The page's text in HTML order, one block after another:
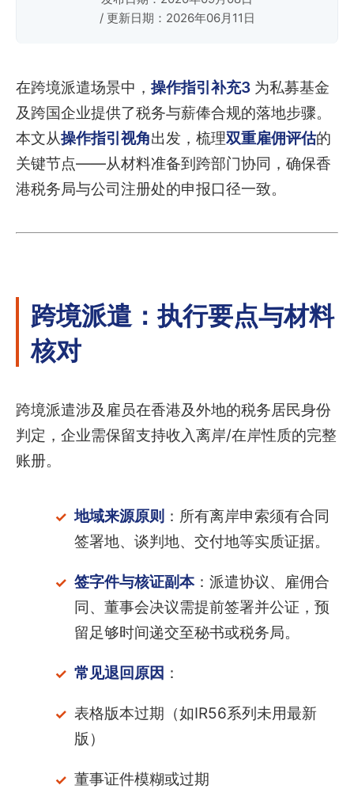
/ 更新日期：2026年06月11日
在跨境派遣场景中， 操作指引补充3 为私募基金
及跨国企业提供了税务与薪俸合规的落地步骤。
本文从操作指引视角出发，梳理双重雇佣评估的
关键节点——从材料准备到跨部门协同，确保香
港税务局与公司注册处的申报口径一致。
跨境派遣：执行要点与材料
核对
跨境派遣涉及雇员在香港及外地的税务居民身份
判定，企业需保留支持收入离岸/在岸性质的完整
账册。
地域来源原则 ：所有离岸申索须有合同
签署地、谈判地、交付地等实质证据。
签字件与核证副本：派遣协议、雇佣合
同、董事会决议需提前签署并公证，预
留足够时间递交至秘书或税务局。
常见退回原因 ：
表格版本过期（如IR56系列未用最新
版）
董事证件模糊或过期